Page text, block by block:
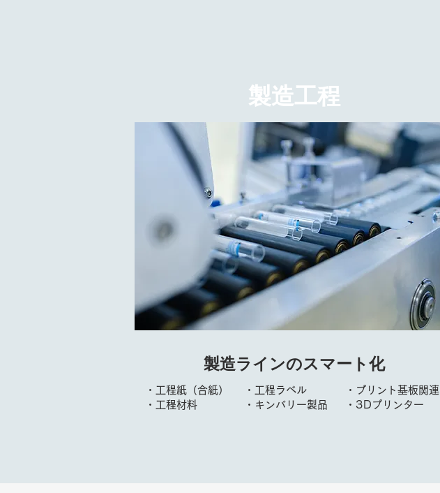
製造工程
製造ラインのスマート化
・工程紙（合紙）
・工程材料
・工程ラベル
​・キンバリー製品
・プリント基板関連
・3Dプリンター